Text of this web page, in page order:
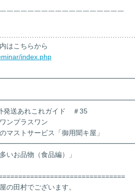
￣￣￣￣￣￣￣￣￣￣￣￣￣￣￣￣￣
はこちらから
index.php
発送あれこれガイド ＃35
ラスワン
ービス「御用聞キ屋」
いお品物（食品編）」
田村でございます。